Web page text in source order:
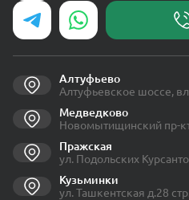
Алтуфьево
Алтуфьевское шоссе,
Медведково
Новомытищинский пр-
Пражская
ул. Подольских
Кузьминки
ул. Ташкентская д.28